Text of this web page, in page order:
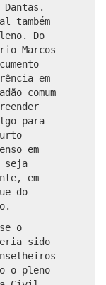
Dantas.
também
Do
Marcos
em
comum
para
em
seja
em
do
o
sido
o pleno